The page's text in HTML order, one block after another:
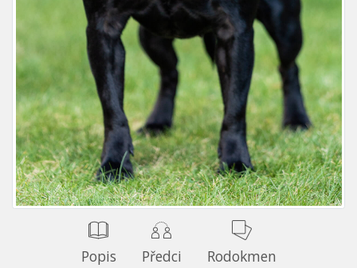
Popis Předci Rodokmen